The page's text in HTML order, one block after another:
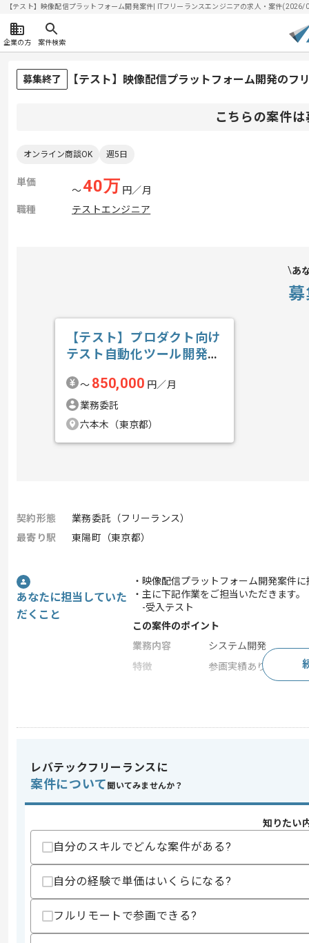
【テスト】映像配信プラットフォーム開発案件| ITフリーランスエンジニアの求人・案件
企業の方 案件検索
募集終了 【テスト】映像配信プラットフォーム開発のフ
こちらの案件
オンライン商談OK 週5日
単価
〜40万 円／月
職種
テストエンジニア
あ
【テスト】プロダクト向け
テスト自動化ツール開発の
〜 850,000 円／月
業務委託
六本木（東京都）
契約形態
業務委託（フリーランス）
最寄り駅
東陽町（東京都）
あなたに担当していた
だくこと
・映像配信プラットフォーム開発案件
・主に下記作業をご担当いただきます。
-受入テスト
この案件のポイント
業務内容
システム開発
特徴
参画実績あり , 20代活
スキルに不安がある方へ
上記に似た経験やスキルをお持ちであれば
その他募集要項
商談回数
1回
募集人数
3人
作業開始日
2025/01/01
レバテックフリーランスに
案件について 聞いてみませんか？
知りたい
自分のスキルでどんな案件がある?
自分の経験で単価はいくらになる?
フルリモートで参画できる?